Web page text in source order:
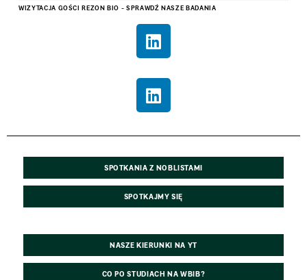
WIZYTACJA GOŚCI REZON BIO - SPRAWDŹ NASZE BADANIA
SPOTKANIA Z NOBLISTAMI
SPOTKAJMY SIĘ
NASZE KIERUNKI NA YT
CO PO STUDIACH NA WBIB?